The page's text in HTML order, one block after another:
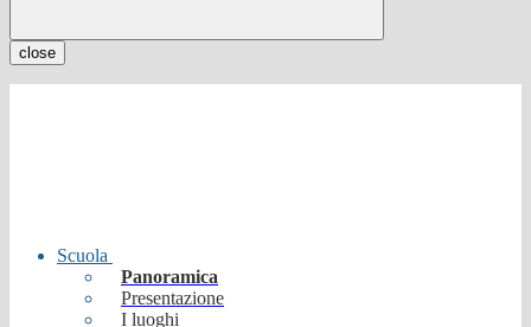
close
Scuola
Panoramica
Presentazione
I luoghi